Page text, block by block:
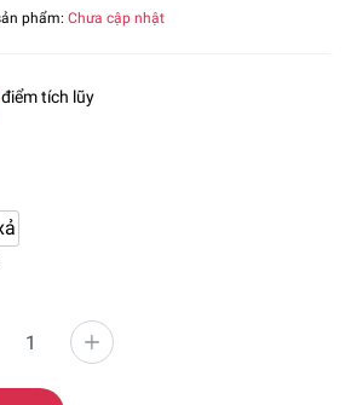
phẩm: Chưa cập nhật
tích lũy